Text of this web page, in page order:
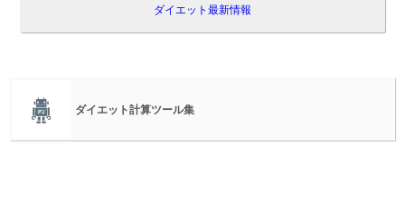
ダイエット最新情報
ダイエット計算ツール集